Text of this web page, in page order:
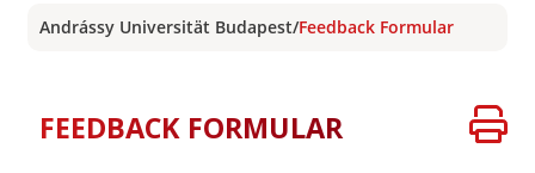
Andrássy Universität Budapest/Feedback Formular
FEEDBACK FORMULAR